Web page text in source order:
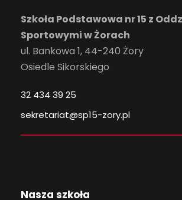
Szkoła Podstawowa nr 15 z
Sportowymi w Żorach
ul. Bankowa 1, 44-240 Żory
Osiedle Sikorskiego
32 434 39 25
sekretariat@sp15-zory.pl
Nasza szkoła